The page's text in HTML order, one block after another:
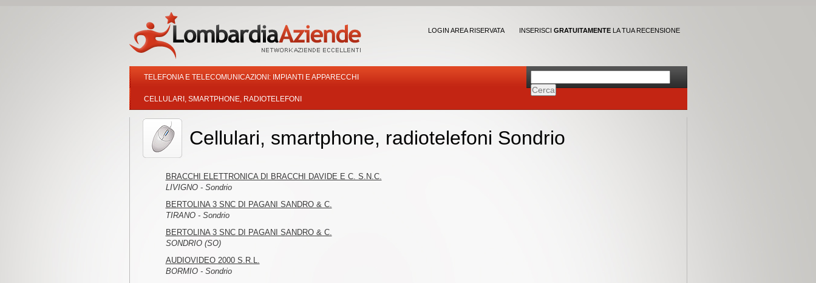
LOGIN AREA RISERVATA INSERISCI GRATUITAMENTELA TUA RECENSIONE
TELEFONIA E TELECOMUNICAZIONI: IMPIANTI E APPARECCHI
CELLULARI, SMARTPHONE, RADIOTELEFONI
Cellulari, smartphone, radiotelefoni Sondrio
BRACCHI ELETTRONICA DI BRACCHI DAVIDE E C. S.N.C.
LIVIGNO - Sondrio
BERTOLINA 3 SNC DI PAGANI SANDRO & C.
TIRANO - Sondrio
BERTOLINA 3 SNC DI PAGANI SANDRO & C.
SONDRIO (SO)
AUDIOVIDEO 2000 S.R.L.
BORMIO - Sondrio